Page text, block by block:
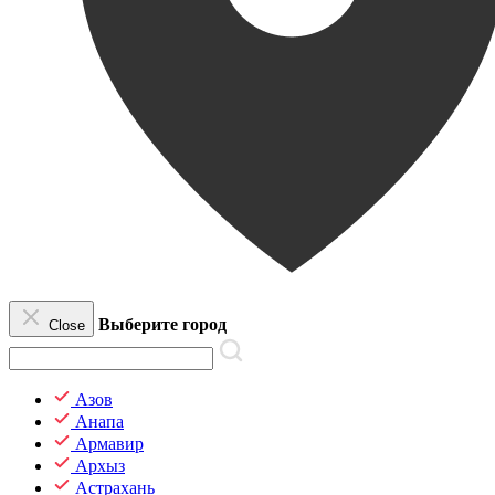
Close Выберите город
Азов
Анапа
Армавир
Архыз
Астрахань